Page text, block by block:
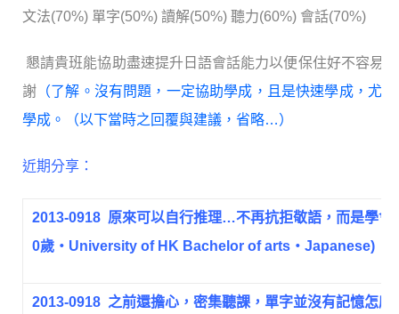
文法(70%) 單字(50%) 讀解(50%) 聽力(60%) 會話(70%)
懇請貴班能協助盡速提升日語會話能力以便保住好不容易
謝 （了解。沒有問題，一定協助學成，且是快速學成，尤
學成。（以下當時之回覆與建議，省略…）
近期分享：
2013-0918 原來可以自行推理…不再抗拒敬語，而是學會
0歲‧University of HK Bachelor of arts‧Japanese)
2013-0918 之前還擔心，密集聽課，單字並沒有記憶怎